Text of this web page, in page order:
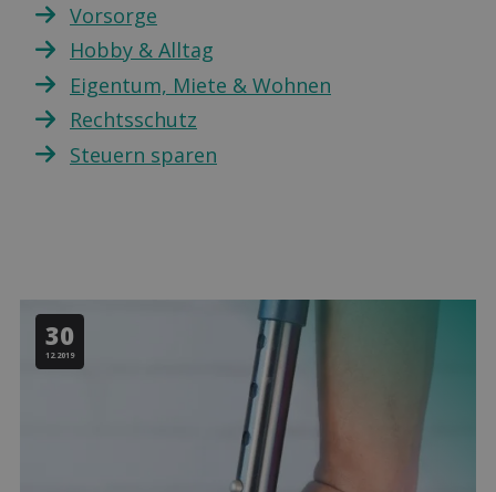
Vorsorge
Hobby & Alltag
Eigentum, Miete & Wohnen
Rechtsschutz
Steuern sparen
30
12.2019